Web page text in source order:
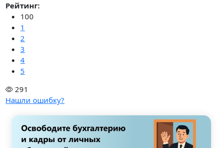
Рейтинг:
100
1
2
3
4
5
291
Нашли ошибку?